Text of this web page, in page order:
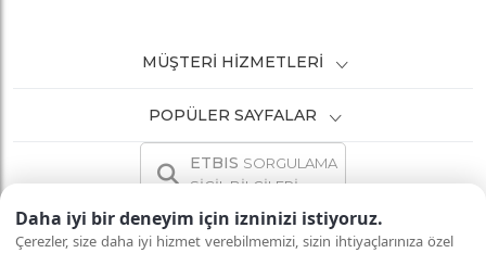
Daha iyi bir deneyim için izninizi istiyoruz.
Çerezler, size daha iyi hizmet verebilmemizi, sizin ihtiyaçlarınıza özel
MÜŞTERI HIZMETLERI
POPÜLER SAYFALAR
ETBIS SORGULAMA
SİCİL BİLGİLERİ